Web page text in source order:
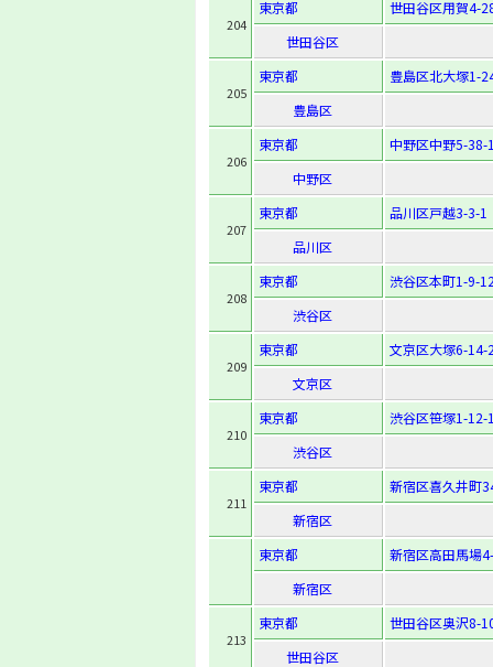
204
東京都
世田谷区用賀4-
世田谷区
205
東京都
豊島区北大塚1-
豊島区
206
東京都
中野区中野5-38-
中野区
207
東京都
品川区戸越3-3-1
品川区
208
東京都
渋谷区本町1-9-
渋谷区
209
東京都
文京区大塚6-14-
文京区
210
東京都
渋谷区笹塚1-12-
渋谷区
211
東京都
新宿区喜久井町
新宿区
東京都
新宿区高田馬場
新宿区
213
東京都
世田谷区奥沢8-
世田谷区